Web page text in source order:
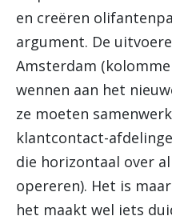
en creëren
argument. De
Amsterdam
wennen aan het
ze moeten
klantcontact-
die horizontaal over
opereren). Het is
het maakt wel iets